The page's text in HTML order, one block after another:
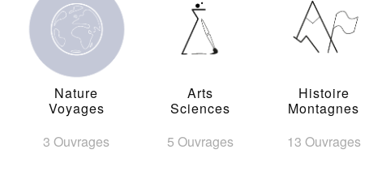
Nature
Voyages
3 Ouvrages
Arts
Sciences
5 Ouvrages
Histoire
Montagnes
13 Ouvrages